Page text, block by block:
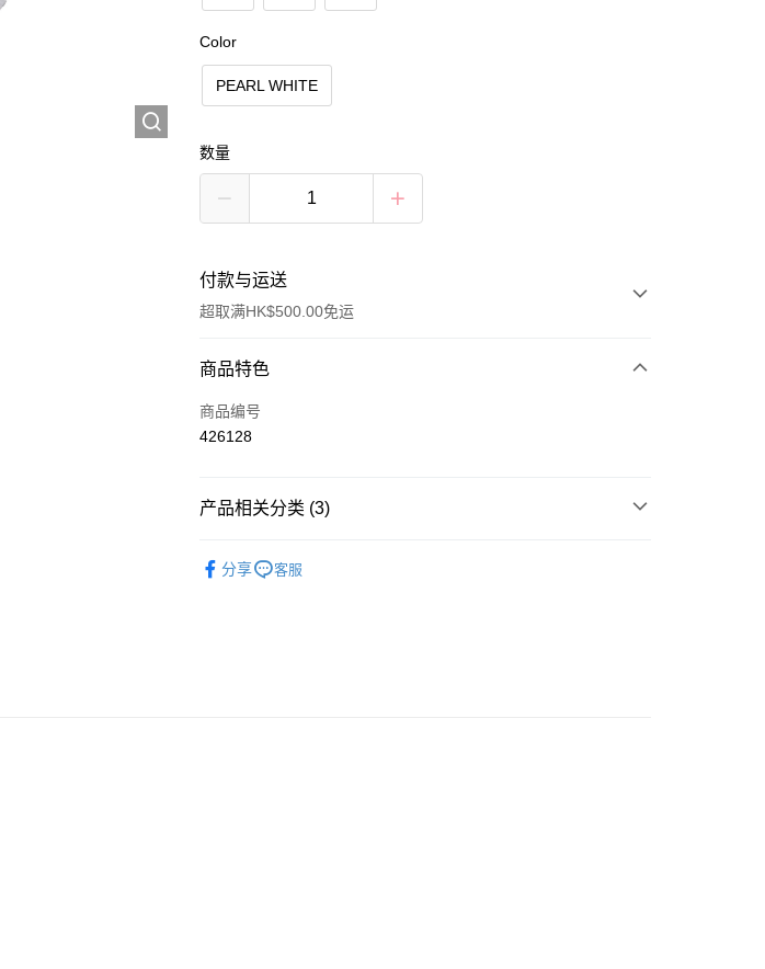
Color
PEARL WHITE
数量
付款与运送
超取满HK$500.00免运
付款方式
信用卡
运送方式
付款後順豐自助櫃
商品特色
商品编号
426128
产品相关分类 (3)
分享 客服